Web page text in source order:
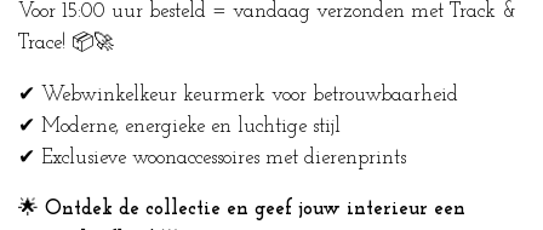
Voor 15:00 uur besteld = vandaag verzonden met Track &
Trace! 📦🚀
✔ Webwinkelkeur keurmerk voor betrouwbaarheid
✔ Moderne, energieke en luchtige stijl
✔ Exclusieve woonaccessoires met dierenprints
🌟 Ontdek de collectie en geef jouw interieur een